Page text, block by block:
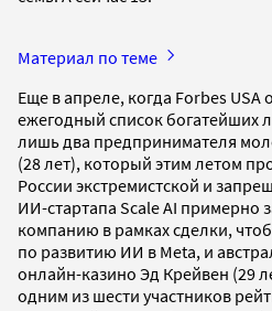
Материал по теме
Еще в апреле, когда Forbes USA
ежегодный список богатейших
лишь два предпринимателя
(28 лет), который этим летом
России экстремистской и
ИИ-стартапа Scale AI примерно
компанию в рамках сделки,
по развитию ИИ в Meta, и
онлайн-казино Эд Крейвен (29
одним из шести участников